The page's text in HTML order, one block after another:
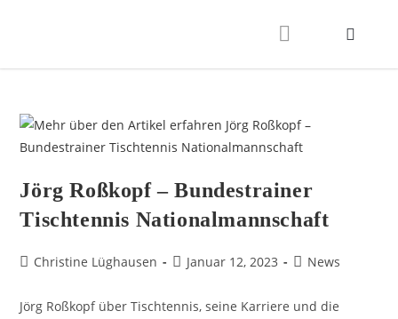
Jörg Roßkopf – Bundestrainer
Tischtennis Nationalmannschaft
Christine Lüghausen Januar 12, 2023 News
Jörg Roßkopf über Tischtennis, seine Karriere und die